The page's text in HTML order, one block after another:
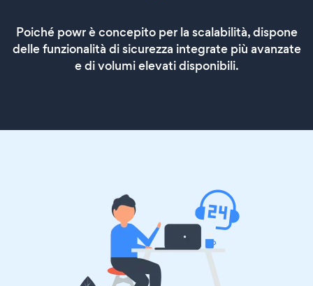
Poiché powr è concepito per la scalabilità, dispone
delle funzionalità di sicurezza integrate più avanzate
e di volumi elevati disponibili.